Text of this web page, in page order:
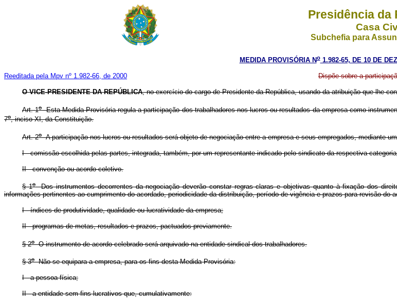
Presidência da
Casa
Subchefia para
MEDIDA PROVISÓRIA No1.982-65, DE 10 DE
Reeditada pela Mpv nº 1.982-66, de 2000 Dispõe sobre a
O VICE-PRESIDENTE DA REPÚBLICA, no exercício do cargo de Presidente da República, usando da atribuição que lhe
Art. 1oEsta Medida Provisória regula a participação dos trabalhadores nos lucros ou resultados da empresa como
7o, inciso XI, da Constituição.
Art. 2oA participação nos lucros ou resultados será objeto de negociação entre a empresa e seus empregados, mediante
I - comissão escolhida pelas partes, integrada, também, por um representante indicado pelo sindicato da respectiva
II - convenção ou acordo coletivo.
§ 1oDos instrumentos decorrentes da negociação deverão constar regras claras e objetivas quanto à fixação dos
informações pertinentes ao cumprimento do acordado, periodicidade da distribuição, período de vigência e prazos para revisão
I - índices de produtividade, qualidade ou lucratividade da empresa;
II - programas de metas, resultados e prazos, pactuados previamente.
§ 2oO instrumento de acordo celebrado será arquivado na entidade sindical dos trabalhadores.
§ 3oNão se equipara a empresa, para os fins desta Medida Provisória:
I - a pessoa física;
II - a entidade sem fins lucrativos que, cumulativamente: